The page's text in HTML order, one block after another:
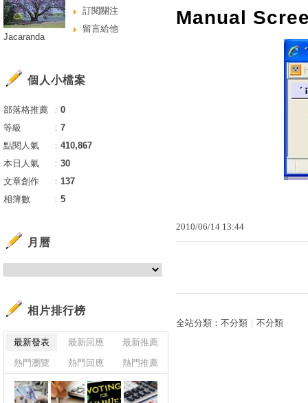
Manual
2010/06/14 13:44
全站分類： 不分類 不分類
訂閱關注
留言給他
Jacaranda
個人小檔案
部落格推薦 ： 0
等級
： 7
點閱人氣
： 410,867
本日人氣
： 30
文章創作
： 137
相簿數
： 5
月曆
相片排行榜
最新發表 最新回應
最新推薦
熱門瀏覽
熱門回應 熱門推薦